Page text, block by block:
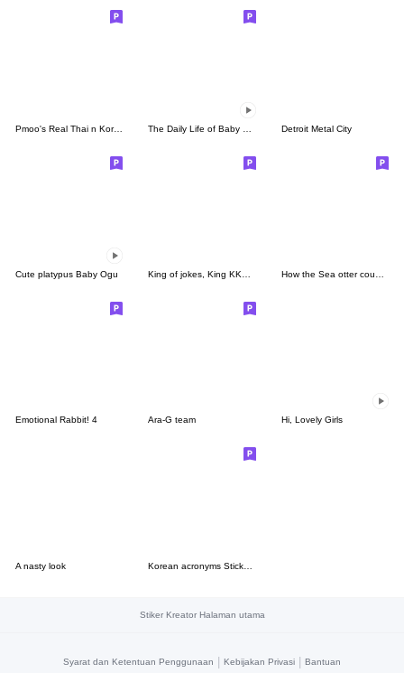
Pmoo's Real Thai n Korean Language Detroit Metal City
Cute platypus Baby Ogu
Emotional Rabbit! 4 Ara-G team Hi, Lovely Girls
A nasty look
Stiker Kreator Halaman utama
Syarat dan Ketentuan Penggunaan | Kebijakan Privasi | Bantuan